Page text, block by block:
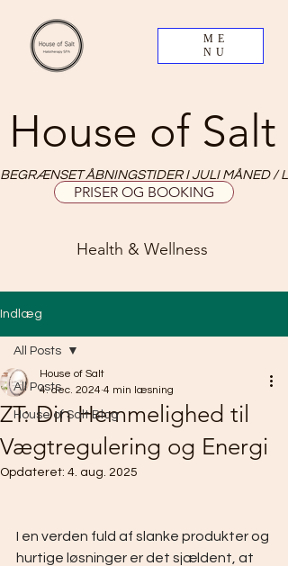
ME
NU
House of Salt
Health & Wellness
PRISER OG BOOKING
BEGRÆNSET ÅBNINGSTIDER I JULI MÅNED /
Indlæg
All Posts
House of Salt Blog
All Posts
ZT: Din Hemmelighed til
Vægtregulering og Energi
House of Salt
4. dec. 2024 4 min læsning
Opdateret: 4. aug. 2025
I en verden fuld af slanke produkter og
hurtige løsninger er det sjældent, at